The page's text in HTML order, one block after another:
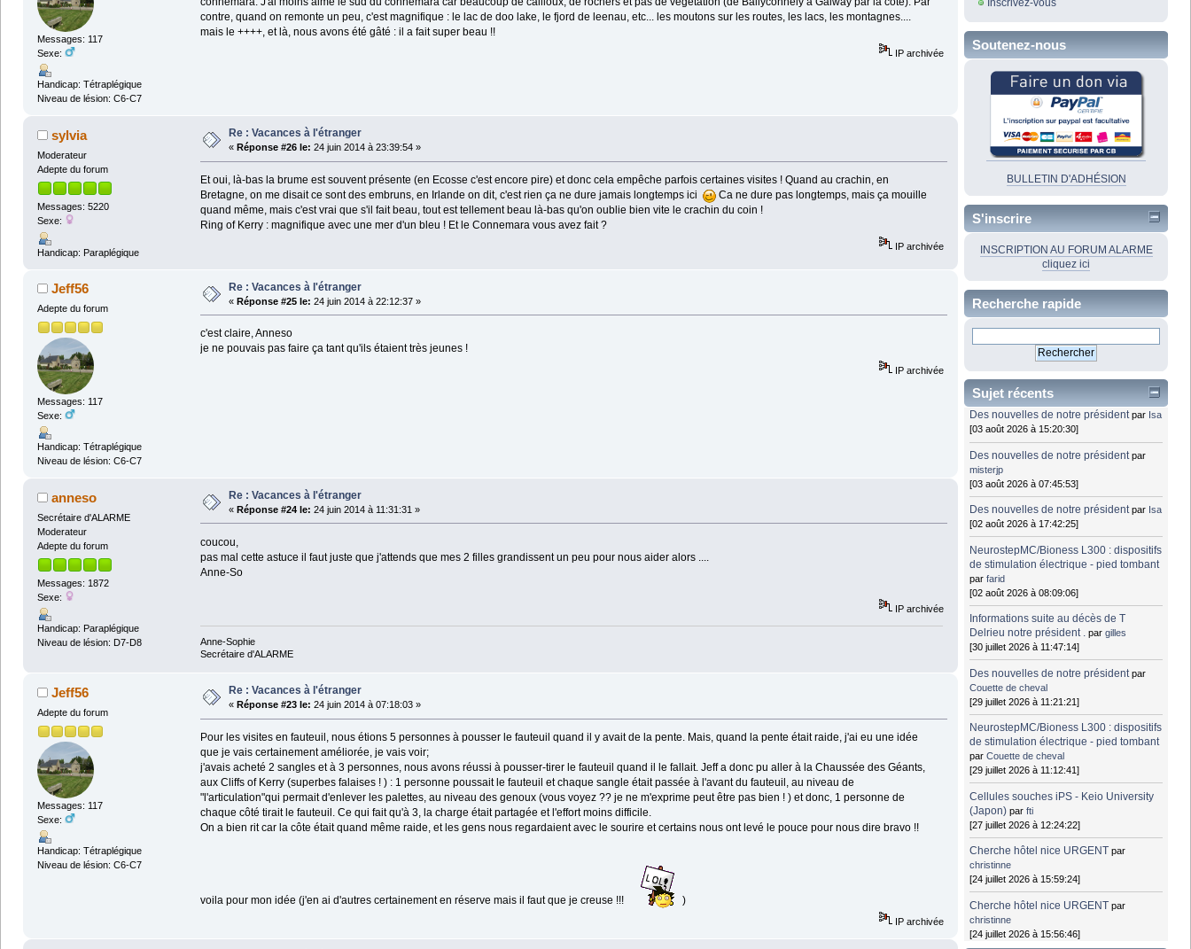
Messages: 117
Sexe:
Handicap: Tétraplégique
Niveau de lésion: C6-C7
contre, quand on remonte un peu, c'est magnifique : le lac de doo lake, le fjord de leenau, etc... les moutons sur les routes, les lacs, les montagnes....
mais le ++++, et là, nous avons été gâté : il a fait super beau !!
IP archivée
sylvia
Moderateur
Adepte du forum
Messages: 5220
Sexe:
Handicap: Paraplégique
Re : Vacances à l'étranger
« Réponse #26 le: 24 juin 2014 à 23:39:54 »
Et oui, là-bas la brume est souvent présente (en Ecosse c'est encore pire) et donc cela empêche parfois certaines visites ! Quand au crachin, en
Bretagne, on me disait ce sont des embruns, en Irlande on dit, c'est rien ça ne dure jamais longtemps ici
Ca ne dure pas longtemps, mais ça mouille
quand même, mais c'est vrai que s'il fait beau, tout est tellement beau là-bas qu'on oublie bien vite le crachin du coin !
Ring of Kerry : magnifique avec une mer d'un bleu ! Et le Connemara vous avez fait ?
IP archivée
Jeff56
Adepte du forum
Messages: 117
Sexe:
Handicap: Tétraplégique
Niveau de lésion: C6-C7
Re : Vacances à l'étranger
« Réponse #25 le: 24 juin 2014 à 22:12:37 »
c'est claire, Anneso
je ne pouvais pas faire ça tant qu'ils étaient très jeunes !
IP archivée
anneso
Secrétaire d'ALARME
Moderateur
Adepte du forum
Messages: 1872
Sexe:
Handicap: Paraplégique
Niveau de lésion: D7-D8
Re : Vacances à l'étranger
« Réponse #24 le: 24 juin 2014 à 11:31:31 »
coucou,
pas mal cette astuce il faut juste que j'attends que mes 2 filles grandissent un peu pour nous aider alors ....
Anne-So
IP archivée
Anne-Sophie
Secrétaire d'ALARME
Jeff56
Adepte du forum
Messages: 117
Sexe:
Handicap: Tétraplégique
Niveau de lésion: C6-C7
Re : Vacances à l'étranger
« Réponse #23 le: 24 juin 2014 à 07:18:03 »
Pour les visites en fauteuil, nous étions 5 personnes à pousser le fauteuil quand il y avait de la pente. Mais, quand la pente était raide, j'ai eu une idée
que je vais certainement améliorée, je vais voir;
j'avais acheté 2 sangles et à 3 personnes, nous avons réussi à pousser-tirer le fauteuil quand il le fallait. Jeff a donc pu aller à la Chaussée des Géants,
aux Cliffs of Kerry (superbes falaises ! ) : 1 personne poussait le fauteuil et chaque sangle était passée à l'avant du fauteuil, au niveau de
"l'articulation"qui permait d'enlever les palettes, au niveau des genoux (vous voyez ?? je ne m'exprime peut être pas bien ! ) et donc, 1 personne de
chaque côté tirait le fauteuil. Ce qui fait qu'à 3, la charge était partagée et l'effort moins difficile.
On a bien rit car la côte était quand même raide, et les gens nous regardaient avec le sourire et certains nous ont levé le pouce pour nous dire bravo !!
voila pour mon idée (j'en ai d'autres certainement en réserve mais il faut que je creuse !!! )
IP archivée
Inscrivez-vous
Soutenez-nous
BULLETIN D'ADHÉSION
S'inscrire
INSCRIPTION AU FORUM ALARME
cliquez ici
Recherche rapide
Sujet récents
Des nouvelles de notre président par Isa
[03 août 2026 à 15:20:30]
Des nouvelles de notre président par
misterjp
[03 août 2026 à 07:45:53]
Des nouvelles de notre président par Isa
[02 août 2026 à 17:42:25]
NeurostepMC/Bioness L300 : dispositifs
de stimulation électrique - pied tombant
parfarid
[02 août 2026 à 08:09:06]
Informations suite au décès de T
Delrieu notre président . pargilles
[30 juillet 2026 à 11:47:14]
Des nouvelles de notre président par
Couette de cheval
[29 juillet 2026 à 11:21:21]
NeurostepMC/Bioness L300 : dispositifs
de stimulation électrique - pied tombant
parCouette de cheval
[29 juillet 2026 à 11:12:41]
Cellules souches iPS - Keio University
(Japon) parfti
[27 juillet 2026 à 12:24:22]
Cherche hôtel nice URGENT par
christinne
[24 juillet 2026 à 15:59:24]
Cherche hôtel nice URGENT par
christinne
[24 juillet 2026 à 15:56:46]